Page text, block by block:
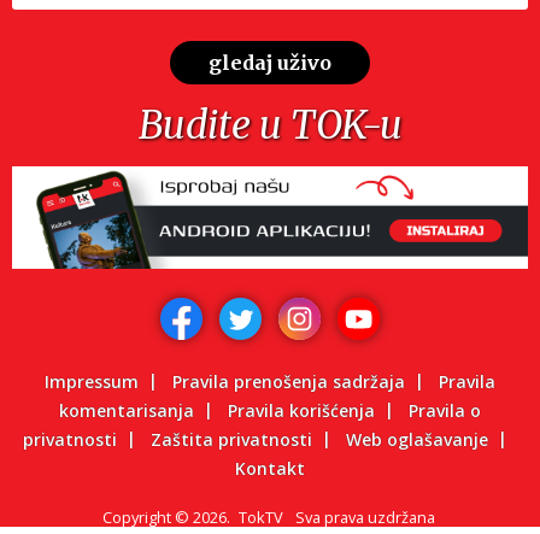
gledaj uživo
Budite u TOK-u
Impressum Pravila prenošenja sadržaja
Pravila
komentarisanja
Pravila korišćenja
Pravila o
privatnosti
Zaštita privatnosti
Web oglašavanje
Kontakt
Copyright © 2026. TokTV Sva prava uzdržana